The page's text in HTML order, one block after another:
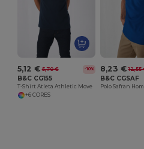
5,12 € 5,70 € -10%
B&C CG155
T-Shirt Atleta Athletic Move
+6 CORES
8,23 € 12,55
B&C CGSAF
Polo Safran